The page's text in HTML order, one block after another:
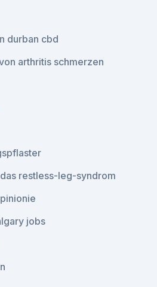
durban cbd
arthritis schmerzen
restless-leg-syndrom
jobs